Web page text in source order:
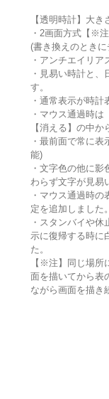
【透明時計】大
・2画面方式【※
(書き換えのとき
・アンチエイリア
・見易い時計と
す。
・通常表示が時
・マウス通過時は
【消える】の中か
・最前面で常に
能)
・文字色の他に
わらず文字が見易
・マウス通過時
定を追加しました。
・スタンバイや
示に復帰する時に
た。
【※注】同じ場所
面を描いてから表
ながら画面を描き